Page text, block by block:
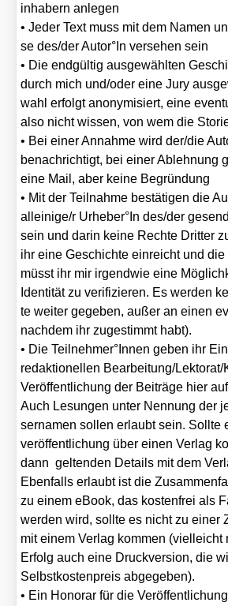
inha­bern anle­gen
• Jeder Text muss mit dem Namen
se des/​der Autor°In ver­se­hen sein
• Die end­gül­tig aus­ge­wähl­ten
durch mich und/​oder eine Jury
wahl erfolgt anony­mi­siert, eine
also nicht wis­sen, von wem die
• Bei einer Annah­me wird der/​die
benach­rich­tigt, bei einer Ableh­nung
eine Mail, aber kei­ne Begrün­dung
• Mit der Teil­nah­me bestä­ti­gen die
alleinige/​r Urheber°In des/​der
sein und dar­in kei­ne Rech­te Drit­ter
ihr eine Geschich­te ein­reicht und
müsst ihr mir irgend­wie eine
Iden­ti­tät zu veri­fi­zie­ren. Es wer­den
te wei­ter gege­ben, außer an einen
nach­dem ihr zuge­stimmt habt).
• Die Teilnehmer°Innen geben ihr
redak­tio­nel­len Bearbeitung/​Lektorat/​
Ver­öf­fent­li­chung der Bei­trä­ge hier
Auch Lesun­gen unter Nen­nung der
ser­na­men sol­len erlaubt sein. Soll­te
ver­öf­fent­li­chung über einen Ver­lag
dann gel­ten­den Details mit dem
Eben­falls erlaubt ist die
zu einem eBook, das kos­ten­frei als
wer­den wird, soll­te es nicht zu einer
mit einem Ver­lag kom­men (viel­leicht
Erfolg auch eine Druck­ver­si­on, die
Selbst­kos­ten­preis abge­ge­ben).
• Ein Hono­rar für die